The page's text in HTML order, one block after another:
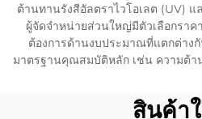
ต้านทานรังสีอัลตราไวโอเลต (UV)
ผู้จัดจำหน่ายส่วนใหญ่มีตัวเลือกราค
ต้องการด้านงบประมาณที่แตกต่าง
มาตรฐานคุณสมบัติหลัก เช่น ความต้า
สินค้า